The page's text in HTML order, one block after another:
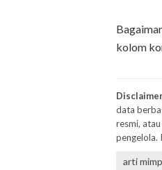
kolom
data
resmi,
pengelola.
arti